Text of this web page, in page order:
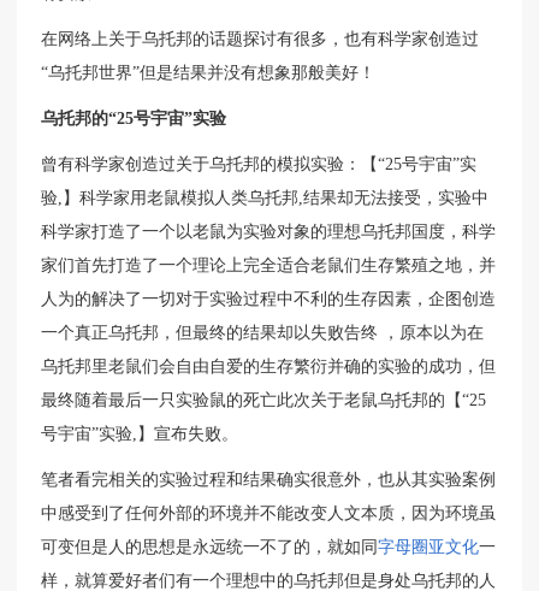
在网络上关于乌托邦的话题探讨有很多，也有科学家创造过
“乌托邦世界”但是结果并没有想象那般美好！
乌托邦的“25号宇宙”实验
曾有科学家创造过关于乌托邦的模拟实验：【“25号宇宙”实
验,】科学家用老鼠模拟人类乌托邦,结果却无法接受，实验中
科学家打造了一个以老鼠为实验对象的理想乌托邦国度，科学
家们首先打造了一个理论上完全适合老鼠们生存繁殖之地，并
人为的解决了一切对于实验过程中不利的生存因素，企图创造
一个真正乌托邦，但最终的结果却以失败告终 ，原本以为在
乌托邦里老鼠们会自由自爱的生存繁衍并确的实验的成功，但
最终随着最后一只实验鼠的死亡此次关于老鼠乌托邦的【“25
号宇宙”实验,】宣布失败。
笔者看完相关的实验过程和结果确实很意外，也从其实验案例
中感受到了任何外部的环境并不能改变人文本质，因为环境虽
可变但是人的思想是永远统一不了的，就如同字母圈亚文化一
样，就算爱好者们有一个理想中的乌托邦但是身处乌托邦的人